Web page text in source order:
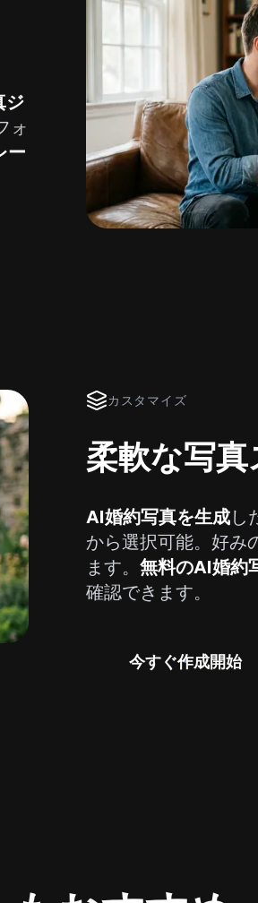
ジ
ォ
ー
カスタマイズ
柔軟な写
AI婚約写真を生成し
から選択可能。好み
ます。 無料のAI婚約
確認できます。
今すぐ作成開始